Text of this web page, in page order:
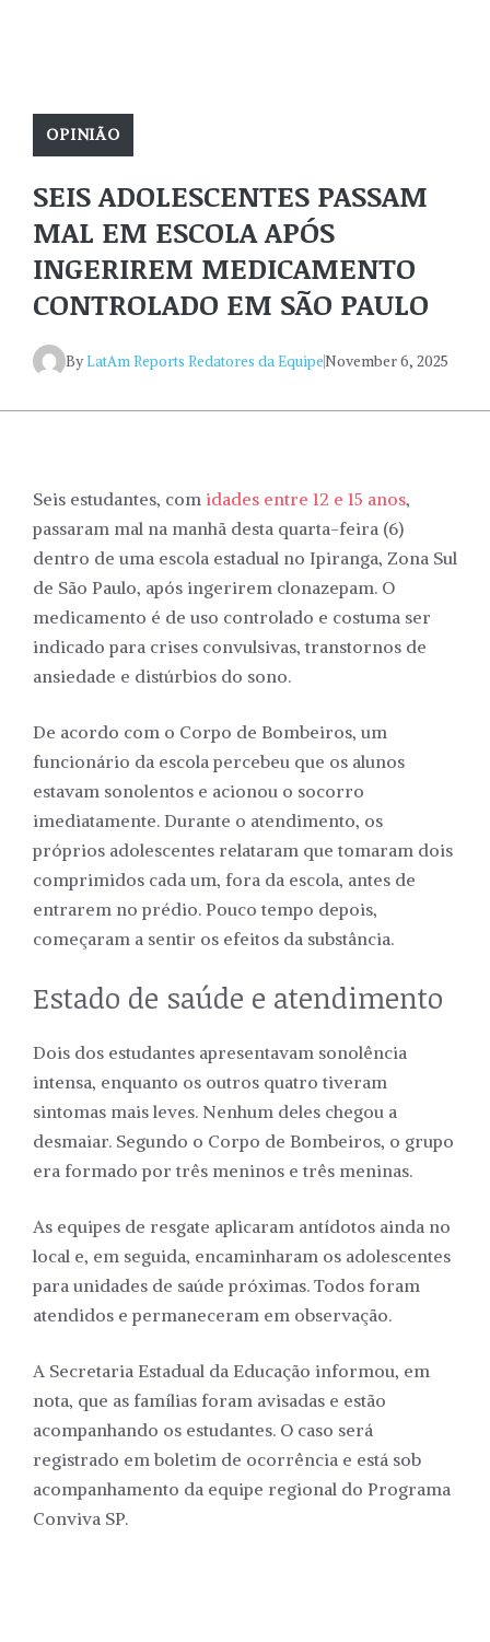
OPINIÃO
SEIS ADOLESCENTES PASSAM
MAL EM ESCOLA APÓS
INGERIREM MEDICAMENTO
CONTROLADO EM SÃO PAULO
ByLatAm Reports Redatores da EquipeNovember 6, 2025
Seis estudantes, com idades entre 12 e 15 anos,
passaram mal na manhã desta quarta-feira (6)
dentro de uma escola estadual no Ipiranga, Zona Sul
de São Paulo, após ingerirem clonazepam. O
medicamento é de uso controlado e costuma ser
indicado para crises convulsivas, transtornos de
ansiedade e distúrbios do sono.
De acordo com o Corpo de Bombeiros, um
funcionário da escola percebeu que os alunos
estavam sonolentos e acionou o socorro
imediatamente. Durante o atendimento, os
próprios adolescentes relataram que tomaram dois
comprimidos cada um, fora da escola, antes de
entrarem no prédio. Pouco tempo depois,
começaram a sentir os efeitos da substância.
Estado de saúde e atendimento
Dois dos estudantes apresentavam sonolência
intensa, enquanto os outros quatro tiveram
sintomas mais leves. Nenhum deles chegou a
desmaiar. Segundo o Corpo de Bombeiros, o grupo
era formado por três meninos e três meninas.
As equipes de resgate aplicaram antídotos ainda no
local e, em seguida, encaminharam os adolescentes
para unidades de saúde próximas. Todos foram
atendidos e permaneceram em observação.
A Secretaria Estadual da Educação informou, em
nota, que as famílias foram avisadas e estão
acompanhando os estudantes. O caso será
registrado em boletim de ocorrência e está sob
acompanhamento da equipe regional do Programa
Conviva SP.